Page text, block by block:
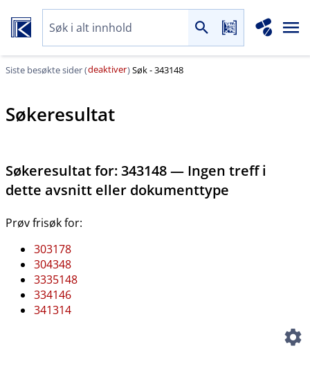
Siste besøkte sider (deaktiver)Søk - 343148
Søkeresultat
Søkeresultat for:343148 — Ingen treff i
dette avsnitt eller dokumenttype
Prøv frisøk for:
303178
304348
3335148
334146
341314